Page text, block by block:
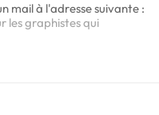
mail à l'adresse suivante :
les graphistes qui